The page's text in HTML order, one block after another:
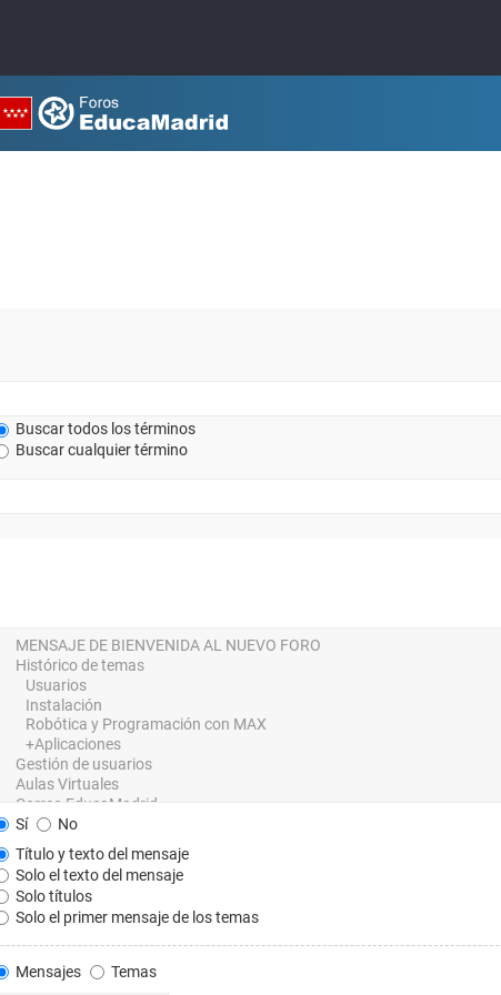
Buscar todos los términos
Buscar cualquier término
Sí
No
Título y texto del mensaje
Solo el texto del mensaje
Solo títulos
Solo el primer mensaje de los temas
Mensajes
Temas